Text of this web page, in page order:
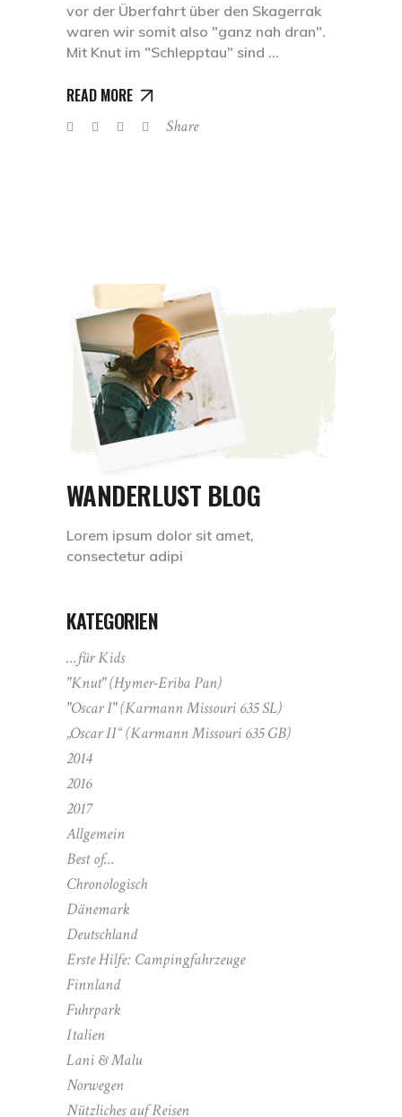
vor der Überfahrt über den Skagerrak
waren wir somit also "ganz nah dran".
Mit Knut im "Schlepptau" sind
READ MORE
Share
WANDERLUST BLOG
Lorem ipsum dolor sit amet,
consectetur adipi
KATEGORIEN
…für Kids
"Knut" (Hymer-Eriba Pan)
"Oscar I" (Karmann Missouri 635 SL)
„Oscar II“ (Karmann Missouri 635 GB)
2014
2016
2017
Allgemein
Best of…
Chronologisch
Dänemark
Deutschland
Erste Hilfe: Campingfahrzeuge
Finnland
Fuhrpark
Italien
Lani & Malu
Norwegen
Nützliches auf Reisen